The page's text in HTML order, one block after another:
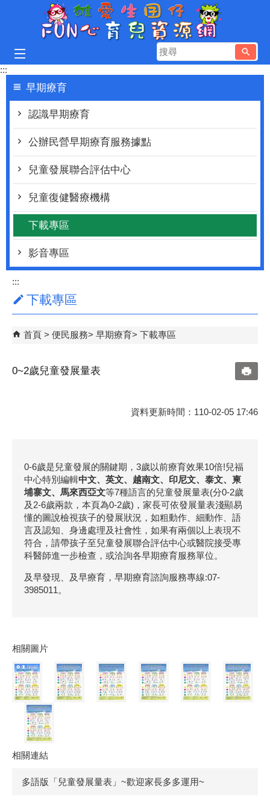
跳到主要內容區塊
搜
尋
:::
早期療育
認識早期療育
公辦民營早期療育服務據點
兒童發展聯合評估中心
兒童復健醫療機構
下載專區
影音專區
:::
下載專區
首頁 便民服務 早期療育 下載專區
0~2歲兒童發展量表
資料更新時間：110-02-05 17:46
0-6歲是兒童發展的關鍵期，3歲以前療育效果10倍!兒福
中心特別編輯中文、英文、越南文、印尼文、泰文、柬
埔寨文、馬來西亞文等7種語言的兒童發展量表(分0-2歲
及2-6歲兩款，本頁為0-2歲)，家長可依發展量表淺顯易
懂的圖說檢視孩子的發展狀況，如粗動作、細動作、語
言及認知、身邊處理及社會性，如果有兩個以上表現不
符合，請帶孩子至兒童發展聯合評估中心或醫院接受專
科醫師進一步檢查，或洽詢各早期療育服務單位。
及早發現、及早療育，早期療育諮詢服務專線:07-
3985011。
相關圖片
相關連結
多語版「兒童發展量表」~歡迎家長多多運用~